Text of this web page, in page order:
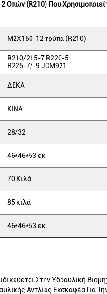
Οπών (R210) Που
M2X150-12 τρύπα (R210)
R210/215-7 R220-5
R225-7/-9 JCM921
ΔΕΚΑ
ΚΙΝΑ
28/32
46*46*53 εκ
70 Κιλά
85 κιλά
46*46*53 εκ
Στην Υδραυλική
Αντλίας Εκσκαφέα Για